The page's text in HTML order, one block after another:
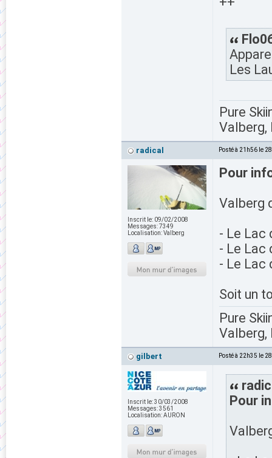
Les
Pure
Valberg,
radical Posté à 21h56 le
Inscrit le: 09/02/2008
Messages:7349
Localisation:Valberg
Pour
Valberg
- Le Lac
- Le Lac
- Le Lac
Soit un
Pure
Valberg,
gilbert Posté à 22h35 le
Inscrit le:30/03/2008
Messages:3561
Localisation:AURON
Pour